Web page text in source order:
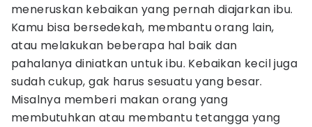
meneruskan kebaikan yang pernah diajarkan ibu.
Kamu bisa bersedekah, membantu orang lain,
atau melakukan beberapa hal baik dan
pahalanya diniatkan untuk ibu. Kebaikan kecil juga
sudah cukup, gak harus sesuatu yang besar.
Misalnya memberi makan orang yang
membutuhkan atau membantu tetangga yang